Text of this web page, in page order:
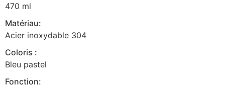
470 ml
Matériau:
Acier inoxydable 304
Coloris :
Bleu pastel
Fonction: